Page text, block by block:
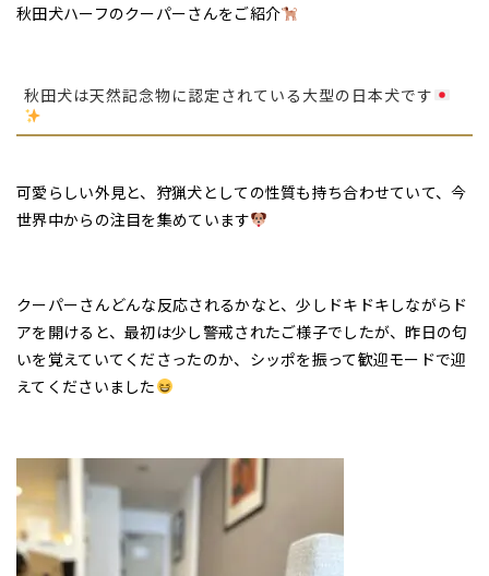
秋田犬ハーフのクーパーさんをご紹介
秋田犬は天然記念物に認定されている大型の日本犬です
可愛らしい外見と、狩猟犬としての性質も持ち合わせていて、今
世界中からの注目を集めています
クーパーさんどんな反応されるかなと、少しドキドキしながらド
アを開けると、最初は少し警戒されたご様子でしたが、昨日の匂
いを覚えていてくださったのか、シッポを振って歓迎モードで迎
えてくださいました